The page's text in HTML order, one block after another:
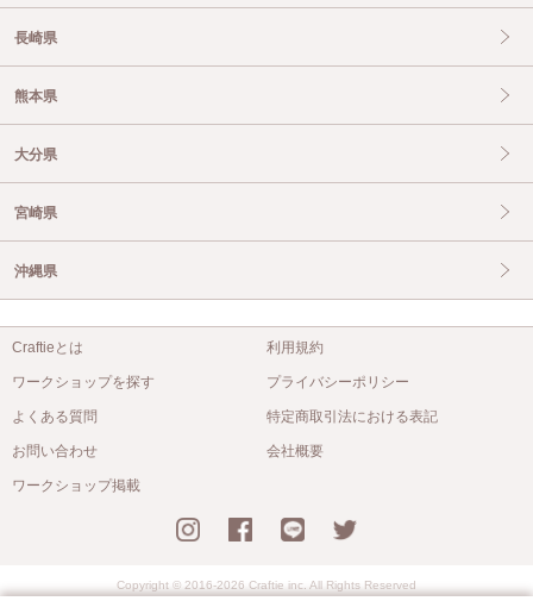
長崎県
熊本県
大分県
宮崎県
沖縄県
Craftieとは
ワークショップを探す
よくある質問
お問い合わせ
ワークショップ掲載
利用規約
プライバシーポリシー
特定商取引法における表記
会社概要
Copyright © 2016-2026 Craftie inc. All Rights Reserved